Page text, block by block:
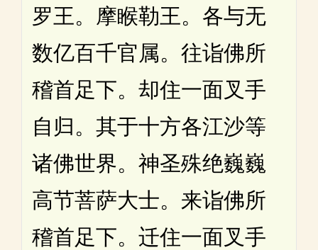
罗王。摩睺勒王。各与无
数亿百千官属。往诣佛所
稽首足下。却住一面叉手
自归。其于十方各江沙等
诸佛世界。神圣殊绝巍巍
高节菩萨大士。来诣佛所
稽首足下。迁住一面叉手